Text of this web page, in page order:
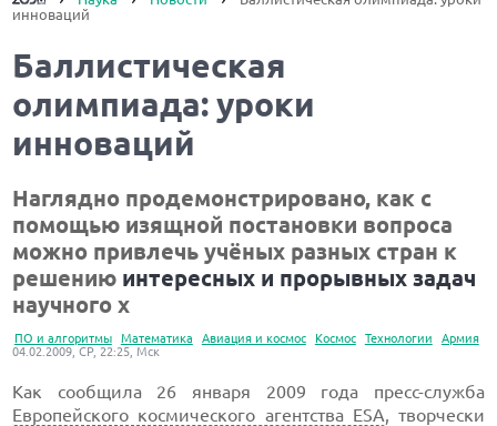
инноваций
Баллистическая
олимпиада: уроки
инноваций
Наглядно продемонстрировано, как с
помощью изящной постановки вопроса
можно привлечь учёных разных стран к
решению интересных и прорывных задач
научного х
ПО и алгоритмы Математика Авиация и космос Космос Технологии
Армия
04.02.2009, СР, 22:25, Мск
Как сообщила 26 января 2009 года пресс-служба
Европейского космического агентства ESA, творчески